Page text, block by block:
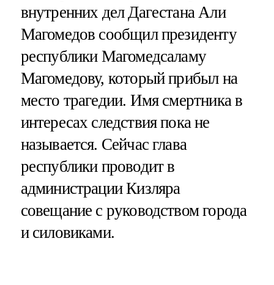
внутренних дел Дагестана Али
Магомедов сообщил президенту
республики Магомедсаламу
Магомедову, который прибыл на
место трагедии. Имя смертника в
интересах следствия пока не
называется. Сейчас глава
республики проводит в
администрации Кизляра
совещание с руководством города
и силовиками.